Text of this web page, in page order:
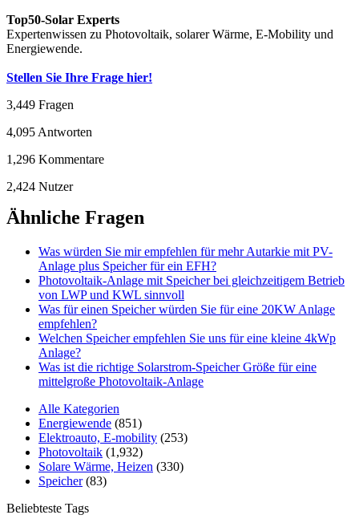
Top50-Solar Experts
Expertenwissen zu Photovoltaik, solarer Wärme, E-Mobility und
Energiewende.
Stellen Sie Ihre Frage hier!
3,449 Fragen
4,095 Antworten
1,296 Kommentare
2,424 Nutzer
Ähnliche Fragen
Was würden Sie mir empfehlen für mehr Autarkie mit PV-
Anlage plus Speicher für ein EFH?
Photovoltaik-Anlage mit Speicher bei gleichzeitigem Betrieb
von LWP und KWL sinnvoll
Was für einen Speicher würden Sie für eine 20KW Anlage
empfehlen?
Welchen Speicher empfehlen Sie uns für eine kleine 4kWp
Anlage?
Was ist die richtige Solarstrom-Speicher Größe für eine
mittelgroße Photovoltaik-Anlage
Alle Kategorien
Energiewende (851)
Elektroauto, E-mobility (253)
Photovoltaik (1,932)
Solare Wärme, Heizen (330)
Speicher (83)
Beliebteste Tags